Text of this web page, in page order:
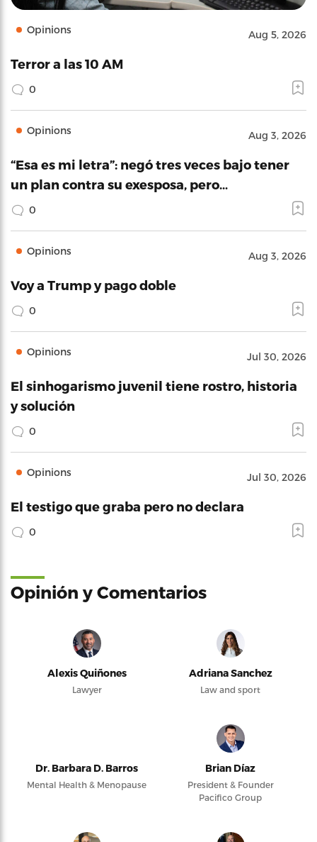
Opinions Aug 5, 2026
Terror a las 10 AM
0
Opinions Aug 3, 2026
“Esa es mi letra”: negó tres veces bajo tener
un plan contra su exesposa, pero…
0
Opinions Aug 3, 2026
Voy a Trump y pago doble
0
Opinions Jul 30, 2026
El sinhogarismo juvenil tiene rostro, historia
y solución
0
Opinions Jul 30, 2026
El testigo que graba pero no declara
0
Opinión y Comentarios
Alexis Quiñones
Lawyer
Adriana Sanchez
Law and sport
Dr. Barbara D. Barros
Mental Health & Menopause
Brian Díaz
President & Founder
Pacifico Group